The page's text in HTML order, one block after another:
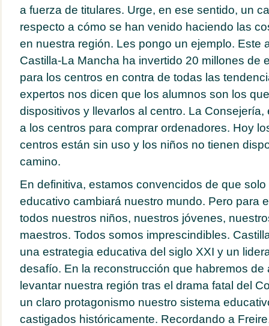
a fuerza de titulares. Urge, en ese sentido, un
respecto a cómo se han venido haciendo las
en nuestra región. Les pongo un ejemplo. Este
Castilla-La Mancha ha invertido 20 millones de
para los centros en contra de todas las
expertos nos dicen que los alumnos son los
dispositivos y llevarlos al centro. La Consejería,
a los centros para comprar ordenadores. Hoy
centros están sin uso y los niños no tienen
camino.
En definitiva, estamos convencidos de que
educativo cambiará nuestro mundo. Pero para
todos nuestros niños, nuestros jóvenes,
maestros. Todos somos imprescindibles.
una estrategia educativa del siglo XXI y un
desafío. En la reconstrucción que habremos de
levantar nuestra región tras el drama fatal del
un claro protagonismo nuestro sistema
castigados históricamente. Recordando a